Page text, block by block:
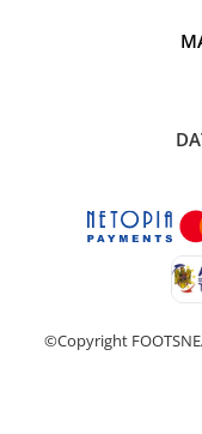
©Copyright